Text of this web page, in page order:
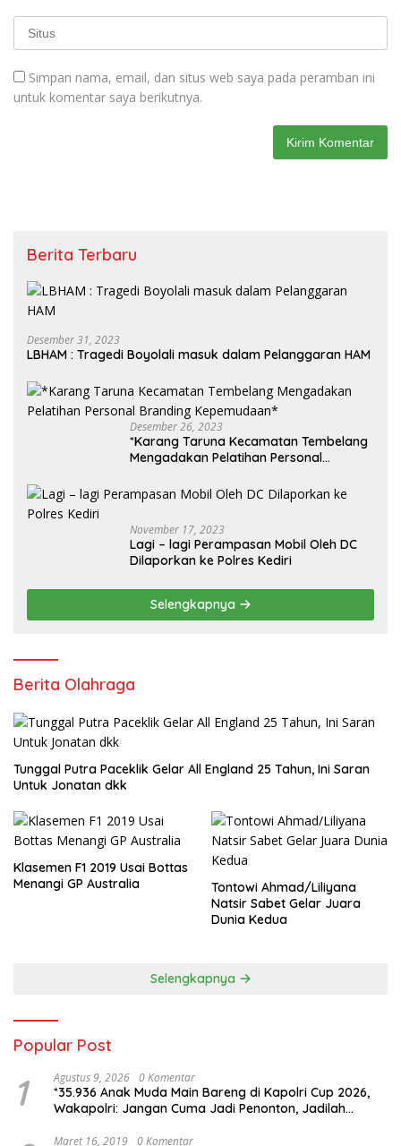
Simpan nama, email, dan situs web saya pada peramban ini
untuk komentar saya berikutnya.
Berita Terbaru
Desember 31, 2023
LBHAM : Tragedi Boyolali masuk dalam Pelanggaran HAM
Desember 26, 2023
*Karang Taruna Kecamatan Tembelang
Mengadakan Pelatihan Personal
November 17, 2023
Lagi – lagi Perampasan Mobil Oleh DC
Dilaporkan ke Polres Kediri
Selengkapnya
Berita Olahraga
Tunggal Putra Paceklik Gelar All England 25 Tahun, Ini Saran
Untuk Jonatan dkk
Klasemen F1 2019 Usai Bottas
Menangi GP Australia
Tontowi Ahmad/Liliyana
Natsir Sabet Gelar Juara
Dunia Kedua
Selengkapnya
Popular Post
1 Agustus 9, 2026 0 Komentar
*35.936 Anak Muda Main Bareng di Kapolri Cup 2026,
Wakapolri: Jangan Cuma Jadi Penonton, Jadilah
Maret 16, 2019 0 Komentar